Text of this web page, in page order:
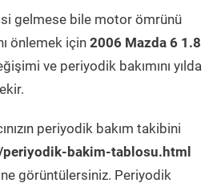
si gelmese bile motor ömrünü
önlemek için 2006 Mazda 6 1.8
ve periyodik bakımını yılda
periyodik bakım takibini
bakim-tablosu.html
görüntülersiniz. Periyodik